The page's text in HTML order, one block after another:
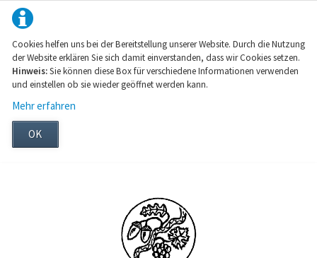
Cookies helfen uns bei der Bereitstellung unserer Website. Durch die Nutzung
der Website erklären Sie sich damit einverstanden, dass wir Cookies setzen.
Hinweis:Sie können diese Box für verschiedene Informationen verwenden
und einstellen ob sie wieder geöffnet werden kann.
Mehr erfahren
OK